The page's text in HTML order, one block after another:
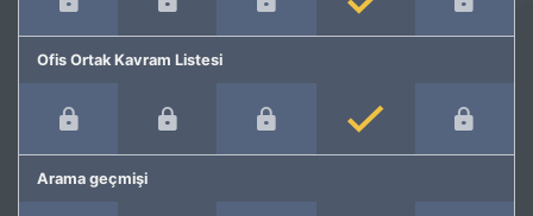
Ofis Ortak Kavram Listesi
Arama geçmişi